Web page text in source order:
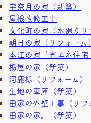
宇奈月の家（新築）
屋根改修工事
文化町の家（水廻りリ
朝日の家（リフォーム）
本江の家「省エネ住宅
栃屋の家（新築）
河鹿様（リフォーム）
生地の車庫（新築）
田家の外壁工事（リフ
田家の家。（新築）